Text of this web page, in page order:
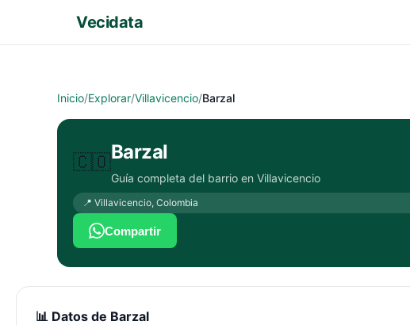
Vecidata
Inicio/Explorar/Villavicencio/Barzal
🇨🇴Barzal
Guía completa del barrio en Villavicencio
📍 Villavicencio, Colombia
Compartir
📊 Datos de Barzal